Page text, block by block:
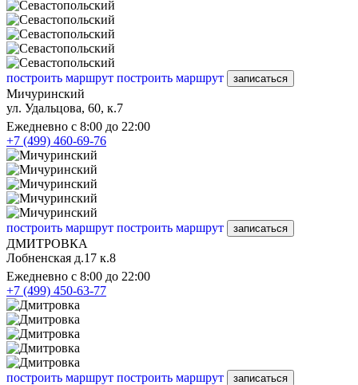
построить маршрут построить маршрут записаться
Мичуринский
ул. Удальцова, 60, к.7
Ежедневно с 8:00 до 22:00
+7 (499) 460-69-76
построить маршрут построить маршрут записаться
ДМИТРОВКА
Лобненская д.17 к.8
Ежедневно с 8:00 до 22:00
+7 (499) 450-63-77
построить маршрут построить маршрут записаться